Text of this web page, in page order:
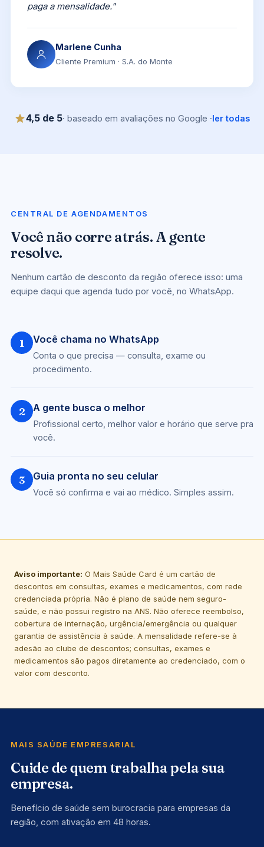
paga a mensalidade."
Marlene Cunha
Cliente Premium · S.A. do Monte
4,5 de 5· baseado em avaliações no Google ·ler todas
CENTRAL DE AGENDAMENTOS
Você não corre atrás. A gente
resolve.
Nenhum cartão de desconto da região oferece isso: uma
equipe daqui que agenda tudo por você, no WhatsApp.
1 Você chama no WhatsApp
Conta o que precisa — consulta, exame ou
procedimento.
2 A gente busca o melhor
Profissional certo, melhor valor e horário que serve pra
você.
3 Guia pronta no seu celular
Você só confirma e vai ao médico. Simples assim.
Aviso importante: O Mais Saúde Card é um cartão de
descontos em consultas, exames e medicamentos, com rede
credenciada própria. Não é plano de saúde nem seguro-
saúde, e não possui registro na ANS. Não oferece reembolso,
cobertura de internação, urgência/emergência ou qualquer
garantia de assistência à saúde. A mensalidade refere-se à
adesão ao clube de descontos; consultas, exames e
medicamentos são pagos diretamente ao credenciado, com o
valor com desconto.
MAIS SAÚDE EMPRESARIAL
Cuide de quem trabalha pela sua
empresa.
Benefício de saúde sem burocracia para empresas da
região, com ativação em 48 horas.